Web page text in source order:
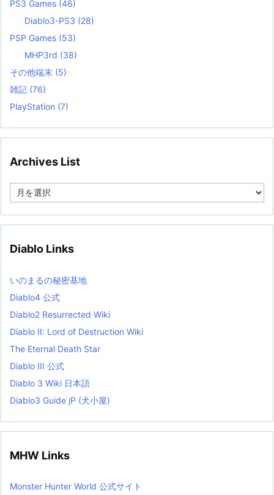
PS3 Games (46)
Diablo3-PS3 (28)
PSP Games (53)
MHP3rd (38)
その他端末 (5)
雑記 (76)
PlayStation (7)
Archives List
e
i
s
t
Diablo Links
いのまるの秘密基地
Diablo4 公式
Diablo2 Resurrected Wiki
Diablo II: Lord of Destruction Wiki
The Eternal Death Star
Diablo III 公式
Diablo 3 Wiki 日本語
Diablo3 Guide jP (犬小屋)
MHW Links
Monster Hunter World 公式サイト